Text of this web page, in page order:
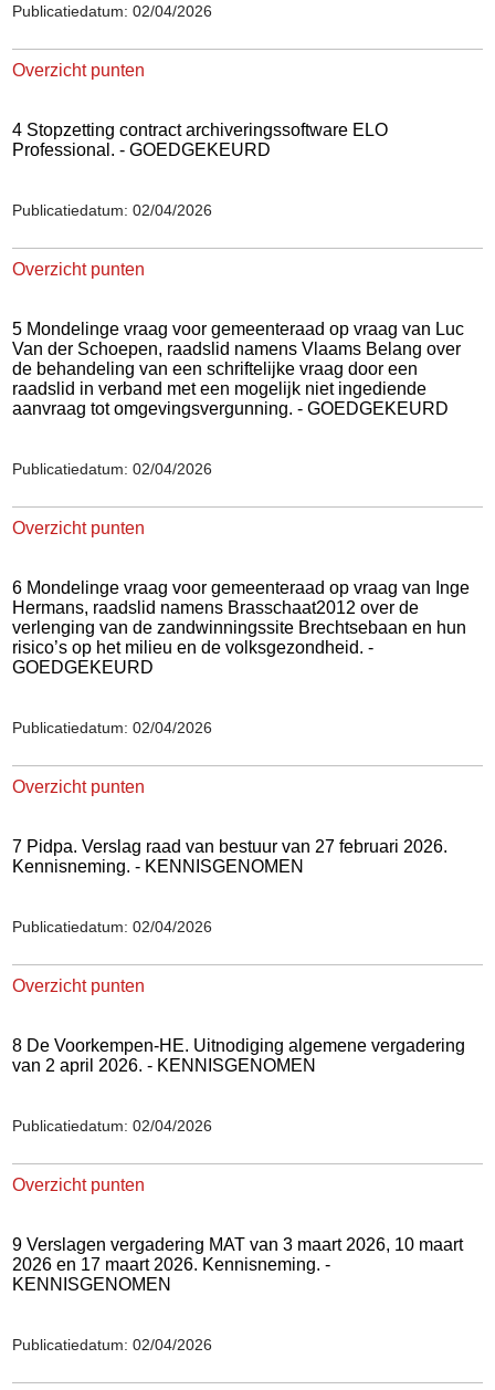
Publicatiedatum: 02/04/2026
Overzicht punten
4 Stopzetting contract archiveringssoftware ELO
Professional. - GOEDGEKEURD
Publicatiedatum: 02/04/2026
Overzicht punten
5 Mondelinge vraag voor gemeenteraad op vraag van Luc
Van der Schoepen, raadslid namens Vlaams Belang over
de behandeling van een schriftelijke vraag door een
raadslid in verband met een mogelijk niet ingediende
aanvraag tot omgevingsvergunning. - GOEDGEKEURD
Publicatiedatum: 02/04/2026
Overzicht punten
6 Mondelinge vraag voor gemeenteraad op vraag van Inge
Hermans, raadslid namens Brasschaat2012 over de
verlenging van de zandwinningssite Brechtsebaan en hun
risico’s op het milieu en de volksgezondheid. -
GOEDGEKEURD
Publicatiedatum: 02/04/2026
Overzicht punten
7 Pidpa. Verslag raad van bestuur van 27 februari 2026.
Kennisneming. - KENNISGENOMEN
Publicatiedatum: 02/04/2026
Overzicht punten
8 De Voorkempen-HE. Uitnodiging algemene vergadering
van 2 april 2026. - KENNISGENOMEN
Publicatiedatum: 02/04/2026
Overzicht punten
9 Verslagen vergadering MAT van 3 maart 2026, 10 maart
2026 en 17 maart 2026. Kennisneming. -
KENNISGENOMEN
Publicatiedatum: 02/04/2026